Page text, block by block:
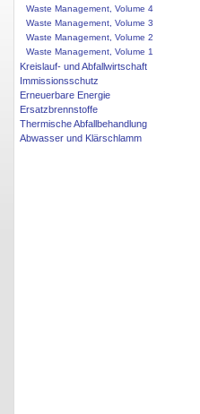
Waste Management, Volume 4
Waste Management, Volume 3
Waste Management, Volume 2
Waste Management, Volume 1
Kreislauf- und Abfallwirtschaft
Immissionsschutz
Erneuerbare Energie
Ersatzbrennstoffe
Thermische Abfallbehandlung
Abwasser und Klärschlamm